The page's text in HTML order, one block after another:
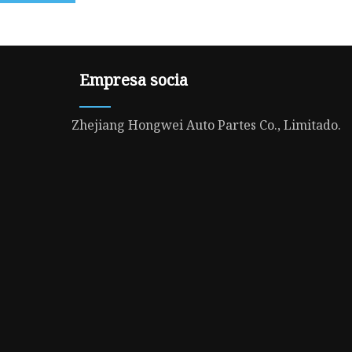
Empresa socia
Zhejiang Hongwei Auto Partes Co., Limitado.